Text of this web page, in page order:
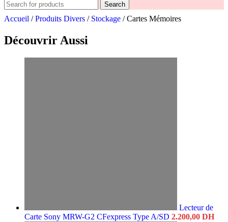
Search
Accueil / Produits Divers / Stockage / Cartes Mémoires
Découvrir Aussi
Lecteur de
Carte Sony MRW-G2 CFexpress Type A/SD 2.200,00 DH